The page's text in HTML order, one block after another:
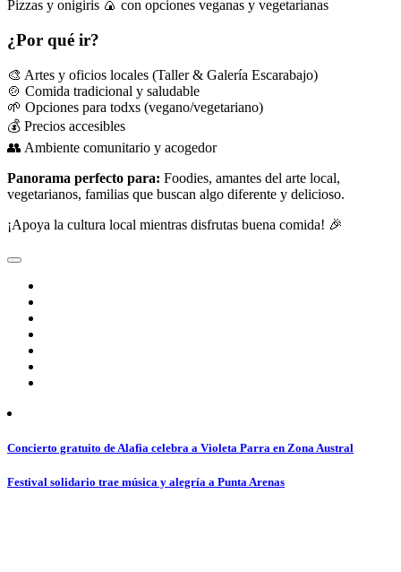
Pizzas y onigiris 🍙 con opciones veganas y vegetarianas
¿Por qué ir?
🎨 Artes y oficios locales (Taller & Galería Escarabajo)
🍲 Comida tradicional y saludable
🌱 Opciones para todxs (vegano/vegetariano)
💰 Precios accesibles
👥 Ambiente comunitario y acogedor
Panorama perfecto para: Foodies, amantes del arte local,
vegetarianos, familias que buscan algo diferente y delicioso.
¡Apoya la cultura local mientras disfrutas buena comida! 🎉
Navegación
de
Concierto gratuito de Alafia celebra a Violeta Parra en Zona Austral
Festival solidario trae música y alegría a Punta Arenas